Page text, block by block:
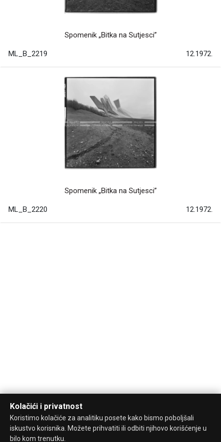
Spomenik „Bitka na Sutjesci”
ML_B_2219 12.1972.
Spomenik „Bitka na Sutjesci”
ML_B_2220 12.1972.
Kolačići i privatnost
Koristimo kolačiće za analitiku posete kako bismo poboljšali
iskustvo korisnika. Možete prihvatiti ili odbiti njihovo korišćenje u
bilo kom trenutku.